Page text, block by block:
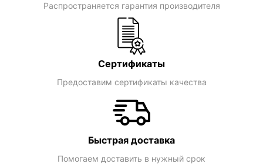
Распространяется гарантия производителя
Сертификаты
Предоставим сертификаты качества
Быстрая доставка
Помогаем доставить в нужный срок